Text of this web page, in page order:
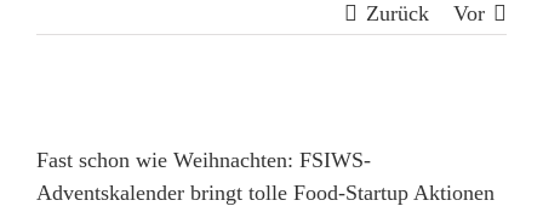
Zurück Vor
grösseres
Bild
Fast schon wie Weihnachten: FSIWS-
Adventskalender bringt tolle Food-Startup Aktionen